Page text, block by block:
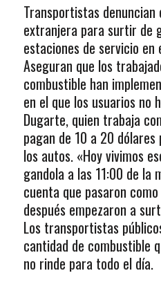
Transportistas denuncian
extranjera para surtir de
estaciones de servicio en
Aseguran que los
combustible han
en el que los usuarios no
Dugarte, quien trabaja
pagan de 10 a 20
los autos. «Hoy vivimos
gandola a las 11:00 de la
cuenta que pasaron
después empezaron a
Los transportistas
cantidad de combustible
no rinde para todo el día.